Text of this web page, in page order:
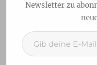
Newsletter zu
Gib deine E-Mail-Adresse ein ...